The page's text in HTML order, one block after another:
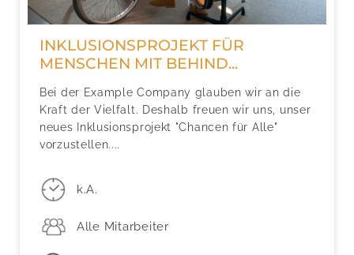
INKLUSIONSPROJEKT FÜR
MENSCHEN MIT BEHIND...
Bei der Example Company glauben wir an die
Kraft der Vielfalt. Deshalb freuen wir uns, unser
neues Inklusionsprojekt "Chancen für Alle"
vorzustellen....
k.A.
Alle Mitarbeiter